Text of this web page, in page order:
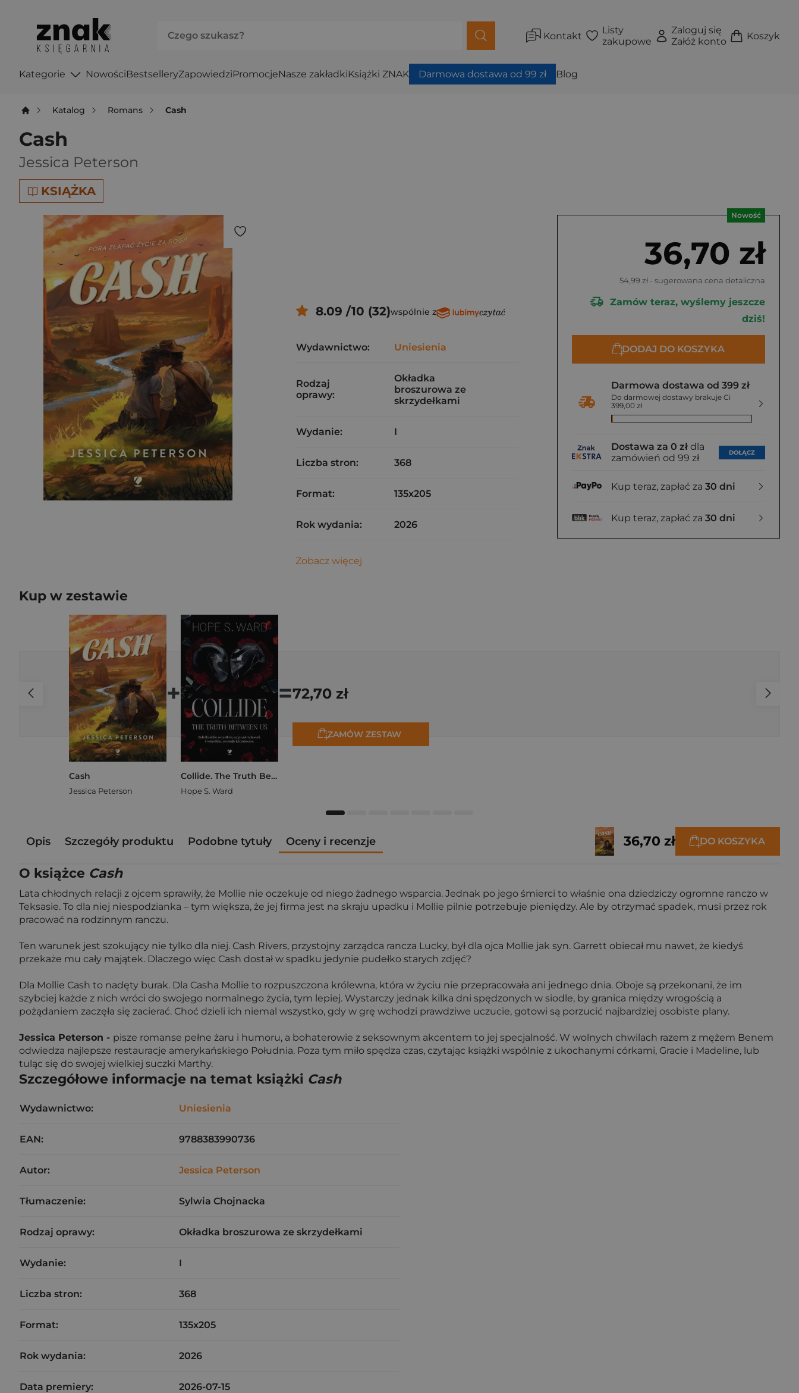
Kontakt
Listy
zakupowe
Zaloguj się
Załóż konto
Koszyk
Kategorie NowościBestselleryZapowiedziPromocjeNasze zakładkiKsiążki ZNAK Darmowa dostawa od 99 zł Blog
Katalog Romans Cash
Cash
Jessica Peterson
KSIĄŻKA
Nowość
36,70 zł
54,99 zł - sugerowana cena detaliczna
Zamów teraz, wyślemy jeszcze
dziś!
DODAJ DO KOSZYKA
Darmowa dostawa od 399 zł
Do darmowej dostawy brakuje Ci
399,00 zł
Dostawa za 0 zł dla
zamówień od 99 zł
DOŁĄCZ
Kup teraz, zapłać za 30 dni
Kup teraz, zapłać za 30 dni
8.09 /10 (32)wspólnie z
Wydawnictwo: Uniesienia
Rodzaj
oprawy:
Okładka
broszurowa ze
skrzydełkami
Wydanie: I
Liczba stron: 368
Format: 135x205
Rok wydania: 2026
Zobacz więcej
Kup w zestawie
Cash
Jessica Peterson
+
Collide. The Truth Between Us
Hope S. Ward
=72,70 zł
ZAMÓW ZESTAW
Opis Szczegóły produktu Podobne tytuły Oceny i recenzje 36,70 zł DO KOSZYKA
O książce Cash
Lata chłodnych relacji z ojcem sprawiły, że Mollie nie oczekuje od niego żadnego wsparcia. Jednak po jego śmierci to właśnie ona dziedziczy ogromne ranczo w
Teksasie. To dla niej niespodzianka – tym większa, że jej firma jest na skraju upadku i Mollie pilnie potrzebuje pieniędzy. Ale by otrzymać spadek, musi przez rok
pracować na rodzinnym ranczu.
Ten warunek jest szokujący nie tylko dla niej. Cash Rivers, przystojny zarządca rancza Lucky, był dla ojca Mollie jak syn. Garrett obiecał mu nawet, że kiedyś
przekaże mu cały majątek. Dlaczego więc Cash dostał w spadku jedynie pudełko starych zdjęć?
Dla Mollie Cash to nadęty burak. Dla Casha Mollie to rozpuszczona królewna, która w życiu nie przepracowała ani jednego dnia. Oboje są przekonani, że im
szybciej każde z nich wróci do swojego normalnego życia, tym lepiej. Wystarczy jednak kilka dni spędzonych w siodle, by granica między wrogością a
pożądaniem zaczęła się zacierać. Choć dzieli ich niemal wszystko, gdy w grę wchodzi prawdziwe uczucie, gotowi są porzucić najbardziej osobiste plany.
Jessica Peterson - pisze romanse pełne żaru i humoru, a bohaterowie z seksownym akcentem to jej specjalność. W wolnych chwilach razem z mężem Benem
odwiedza najlepsze restauracje amerykańskiego Południa. Poza tym miło spędza czas, czytając książki wspólnie z ukochanymi córkami, Gracie i Madeline, lub
tuląc się do swojej wielkiej suczki Marthy.
Szczegółowe informacje na temat książki Cash
Wydawnictwo: Uniesienia
EAN: 9788383990736
Autor: Jessica Peterson
Tłumaczenie: Sylwia Chojnacka
Rodzaj oprawy: Okładka broszurowa ze skrzydełkami
Wydanie: I
Liczba stron: 368
Format: 135x205
Rok wydania: 2026
Data premiery: 2026-07-15